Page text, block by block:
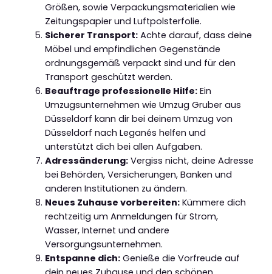
Größen, sowie Verpackungsmaterialien wie
Zeitungspapier und Luftpolsterfolie.
Sicherer Transport:Achte darauf, dass deine
Möbel und empfindlichen Gegenstände
ordnungsgemäß verpackt sind und für den
Transport geschützt werden.
Beauftrage professionelle Hilfe:Ein
Umzugsunternehmen wie Umzug Gruber aus
Düsseldorf kann dir bei deinem Umzug von
Düsseldorf nach Leganés helfen und
unterstützt dich bei allen Aufgaben.
Adressänderung:Vergiss nicht, deine Adresse
bei Behörden, Versicherungen, Banken und
anderen Institutionen zu ändern.
Neues Zuhause vorbereiten:Kümmere dich
rechtzeitig um Anmeldungen für Strom,
Wasser, Internet und andere
Versorgungsunternehmen.
Entspanne dich:Genieße die Vorfreude auf